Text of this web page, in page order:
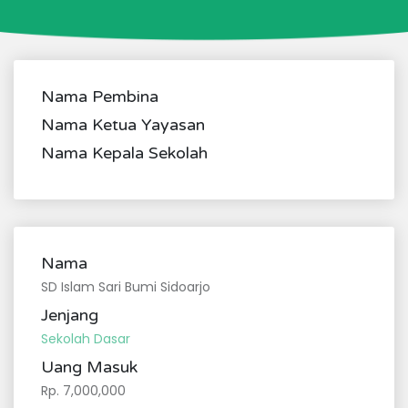
Nama Pembina
Nama Ketua Yayasan
Nama Kepala Sekolah
Nama
SD Islam Sari Bumi Sidoarjo
Jenjang
Sekolah Dasar
Uang Masuk
Rp. 7,000,000